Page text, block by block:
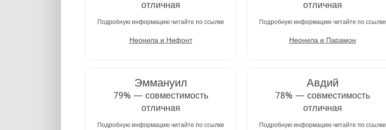
отличная
Подробную информацию читайте по ссылке
Неонила и Нифонт
отличная
Подробную информацию читайте по ссылке
Неонила и Парамон
Эммануил
79% — совместимость
отличная
Подробную информацию читайте по ссылке
Авдий
78% — совместимость
отличная
Подробную информацию читайте по ссылке